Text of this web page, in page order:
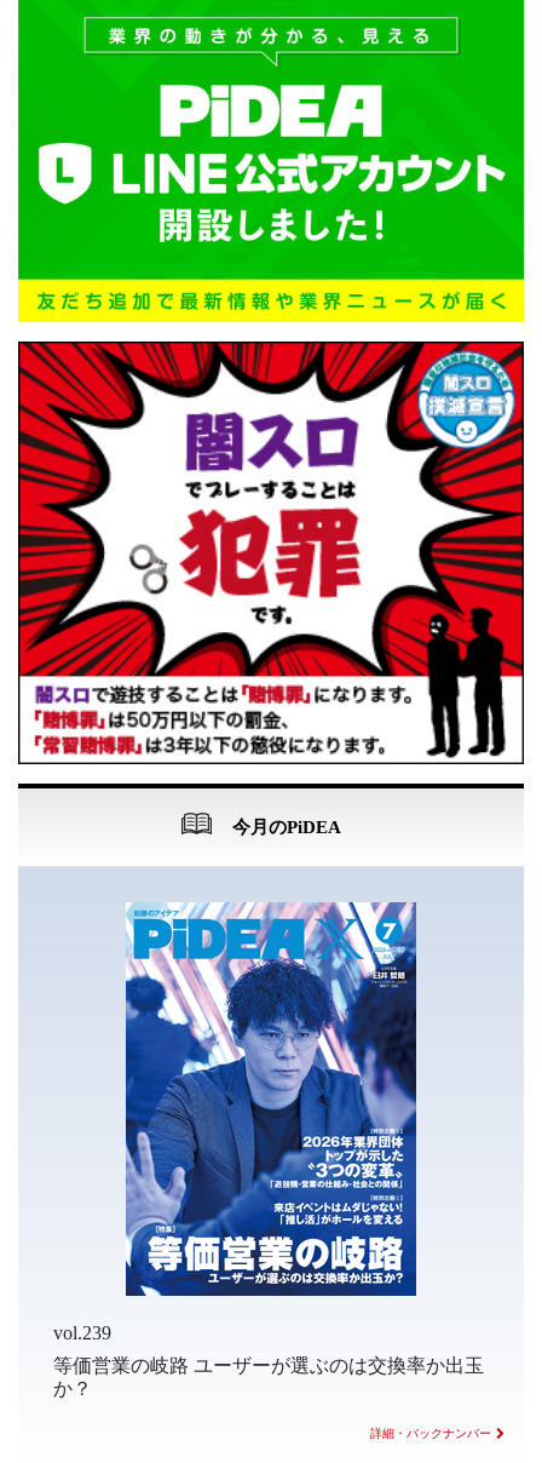
今月のPiDEA
vol.239
等価営業の岐路 ユーザーが選ぶのは交換率か出玉
か？
詳細・バックナンバー